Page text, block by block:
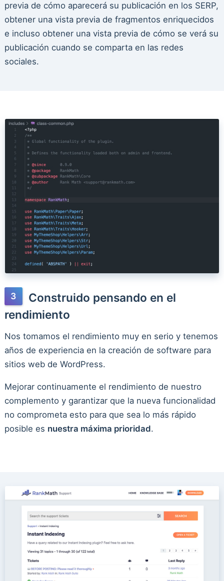
previa de cómo aparecerá su publicación en los SERP,
obtener una vista previa de fragmentos enriquecidos
e incluso obtener una vista previa de cómo se verá su
publicación cuando se comparta en las redes
sociales.
Construido pensando en el
rendimiento
Nos tomamos el rendimiento muy en serio y tenemos
años de experiencia en la creación de software para
sitios web de WordPress.
Mejorar continuamente el rendimiento de nuestro
complemento y garantizar que la nueva funcionalidad
no comprometa esto para que sea lo más rápido
posible es nuestra máxima prioridad.